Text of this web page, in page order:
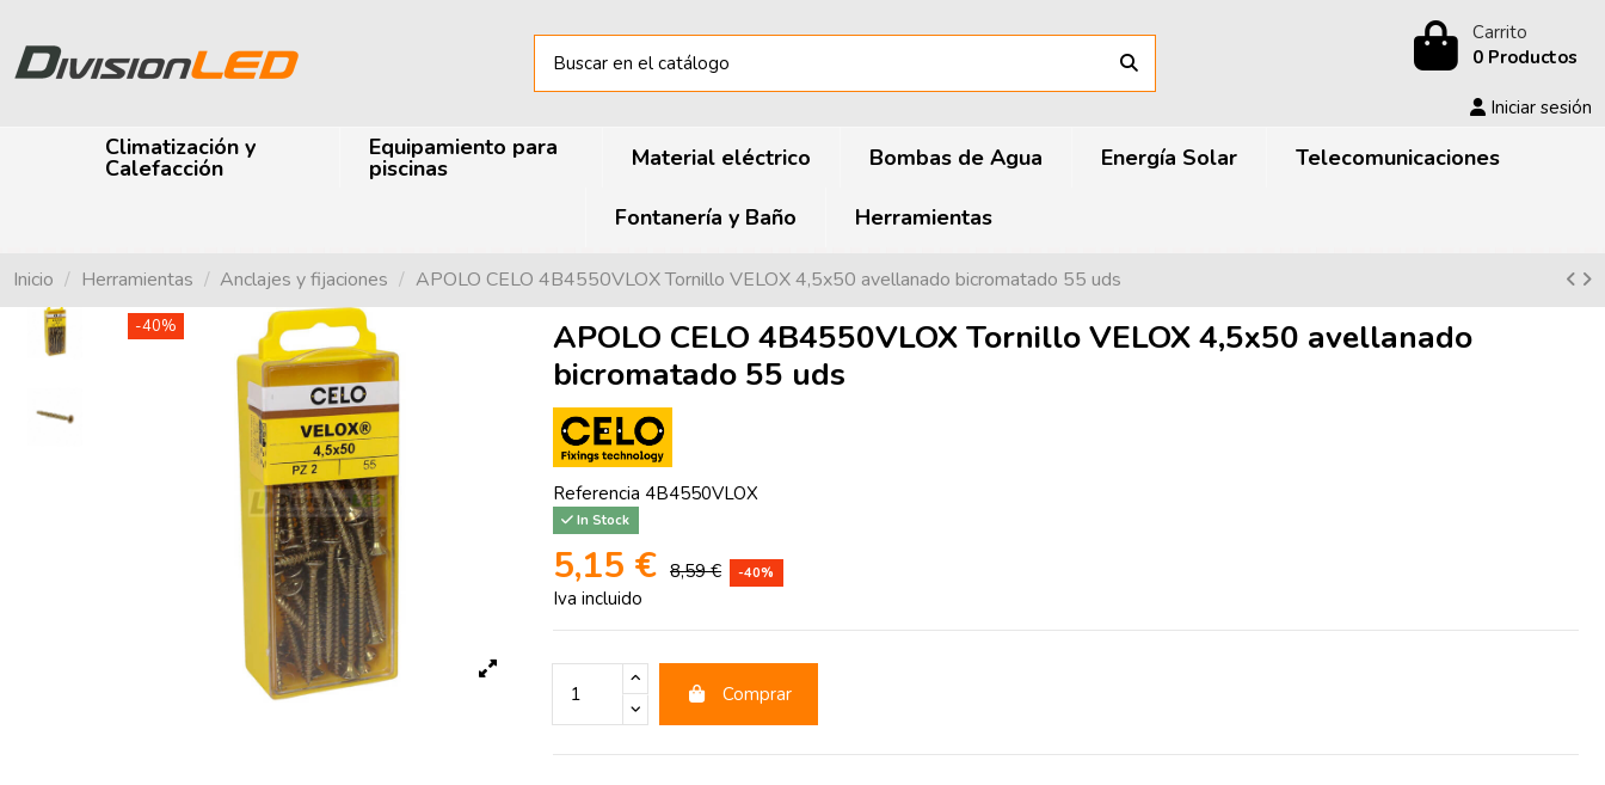
Carrito
0 Productos
Iniciar sesión
Climatización y
Calefacción
Equipamiento para
piscinas Material eléctrico Bombas de Agua Energía Solar Telecomunicaciones
Fontanería y Baño Herramientas
Inicio Herramientas Anclajes y fijaciones APOLO CELO 4B4550VLOX Tornillo VELOX 4,5x50 avellanado bicromatado 55 uds
-40%
APOLO CELO 4B4550VLOX Tornillo VELOX 4,5x50 avellanado
bicromatado 55 uds
Referencia 4B4550VLOX
In Stock
5,15 € 8,59 € -40%
Iva incluido
Comprar